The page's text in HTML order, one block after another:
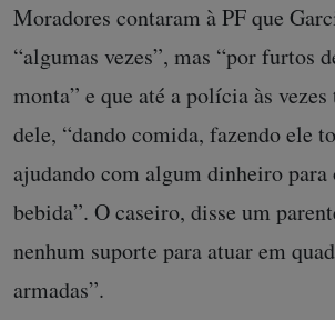
Moradores contaram à PF que
“algumas vezes”, mas “por furtos
monta” e que até a polícia às
dele, “dando comida, fazendo ele
ajudando com algum dinheiro para
bebida”. O caseiro, disse um
nenhum suporte para atuar em
armadas”.